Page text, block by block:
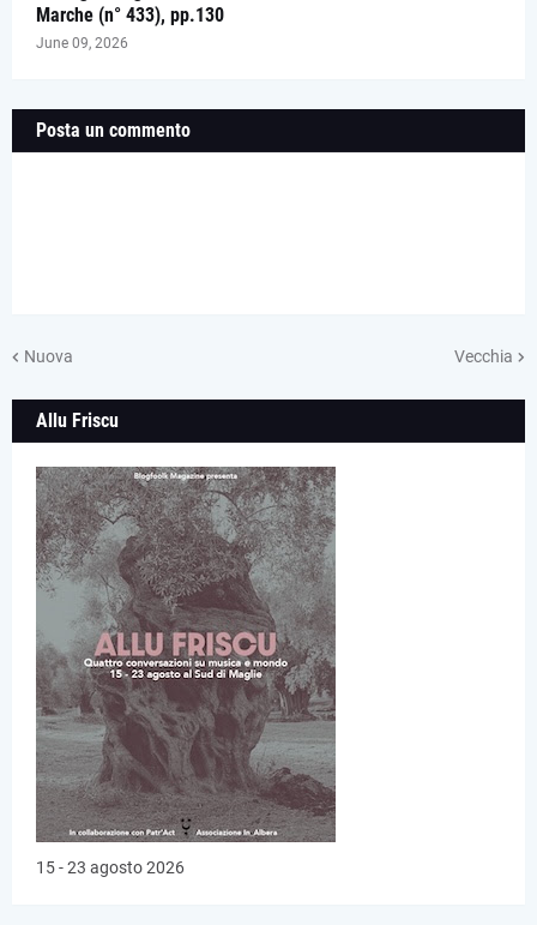
Marche (n° 433), pp.130
June 09, 2026
Posta un commento
Nuova Vecchia
Allu Friscu
15 - 23 agosto 2026